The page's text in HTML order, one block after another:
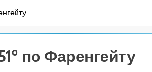
по Фаренгейту